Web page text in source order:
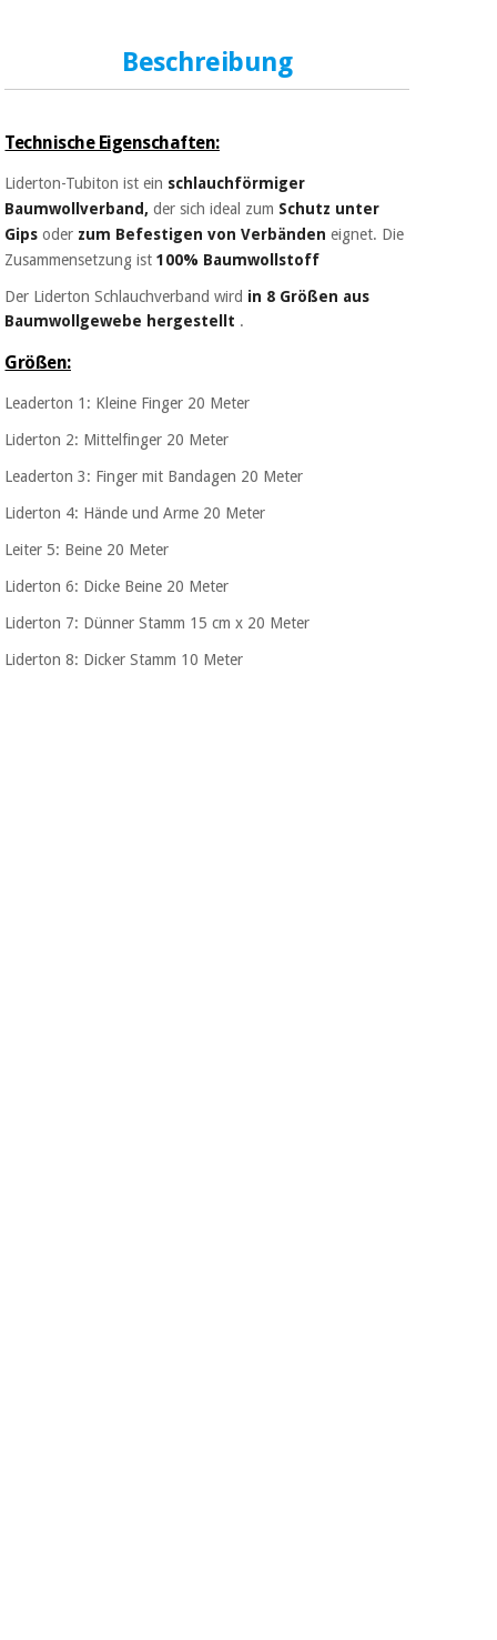
Beschreibung
Technische Eigenschaften:
Liderton-Tubiton ist ein schlauchförmiger
Baumwollverband, der sich ideal zum Schutz unter
Gips oder zum Befestigen von Verbänden eignet. Die
Zusammensetzung ist100% Baumwollstoff
Der Liderton Schlauchverband wird in 8 Größen aus
Baumwollgewebe hergestellt .
Größen:
Leaderton 1: Kleine Finger 20 Meter
Liderton 2: Mittelfinger 20 Meter
Leaderton 3: Finger mit Bandagen 20 Meter
Liderton 4: Hände und Arme 20 Meter
Leiter 5: Beine 20 Meter
Liderton 6: Dicke Beine 20 Meter
Liderton 7: Dünner Stamm 15 cm x 20 Meter
Liderton 8: Dicker Stamm 10 Meter